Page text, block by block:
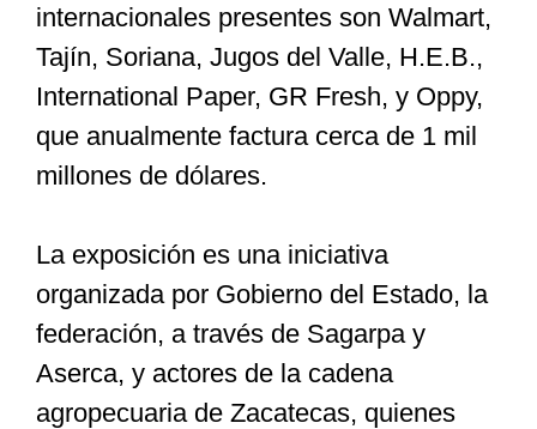
internacionales presentes son Walmart,
Tajín, Soriana, Jugos del Valle, H.E.B.,
International Paper, GR Fresh, y Oppy,
que anualmente factura cerca de 1 mil
millones de dólares.
La exposición es una iniciativa
organizada por Gobierno del Estado, la
federación, a través de Sagarpa y
Aserca, y actores de la cadena
agropecuaria de Zacatecas, quienes